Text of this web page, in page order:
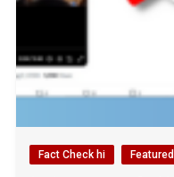
Fact Check hi Featured